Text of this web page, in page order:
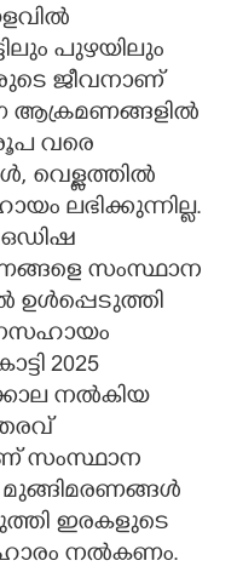
പുഴയിലും
ജീവനാണ്
ആക്രമണങ്ങളിൽ
വരെ
ലഭിക്കുന്നില്ല.
ഒഡിഷ
സംസ്ഥാന
ഉൾപ്പെടുത്തി
2025
നൽകിയ
സംസ്ഥാന
ഇരകളുടെ
നൽകണം.